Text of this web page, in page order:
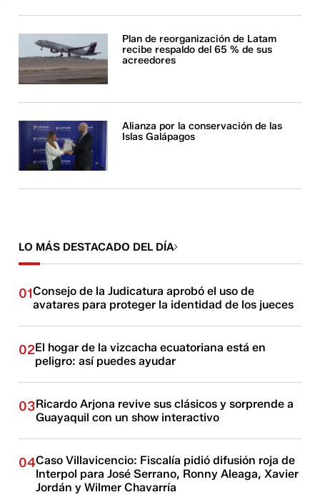
Plan de reorganización de Latam
recibe respaldo del 65 % de sus
acreedores
Alianza por la conservación de las
Islas Galápagos
LO MÁS DESTACADO DEL DÍA
01Consejo de la Judicatura aprobó el uso de
avatares para proteger la identidad de los jueces
02El hogar de la vizcacha ecuatoriana está en
peligro: así puedes ayudar
03Ricardo Arjona revive sus clásicos y sorprende a
Guayaquil con un show interactivo
04Caso Villavicencio: Fiscalía pidió difusión roja de
Interpol para José Serrano, Ronny Aleaga, Xavier
Jordán y Wilmer Chavarría